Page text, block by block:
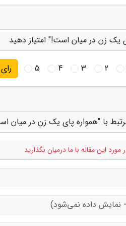
یک زن در میان است!" امتیاز دهید
2
3
4
5 رای
با "همواره پای یک زن در میان
مورد این مقاله با ما درمیان بگذارید